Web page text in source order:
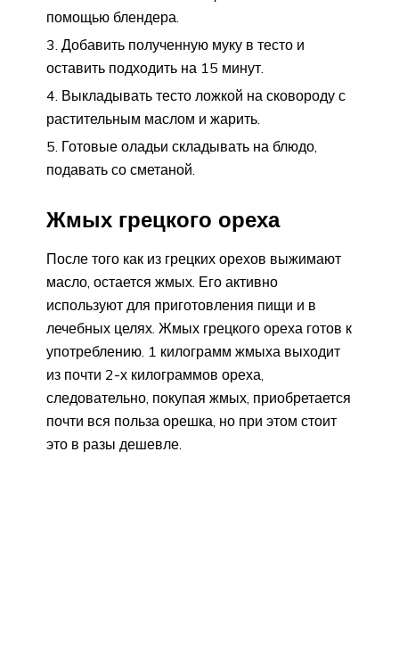
помощью блендера.
Добавить полученную муку в тесто и
оставить подходить на 15 минут.
Выкладывать тесто ложкой на сковороду с
растительным маслом и жарить.
Готовые оладьи складывать на блюдо,
подавать со сметаной.
Жмых грецкого ореха
После того как из грецких орехов выжимают
масло, остается жмых. Его активно
используют для приготовления пищи и в
лечебных целях. Жмых грецкого ореха готов к
употреблению. 1 килограмм жмыха выходит
из почти 2-х килограммов ореха,
следовательно, покупая жмых, приобретается
почти вся польза орешка, но при этом стоит
это в разы дешевле.